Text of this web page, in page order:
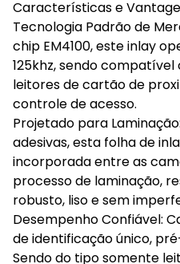
Características e
Tecnologia Padrão de
chip EM4100, este inlay
125khz, sendo
leitores de cartão de
controle de acesso.
Projetado para
adesivas, esta folha de
incorporada entre as
processo de laminação,
robusto, liso e sem
Desempenho Confiável:
de identificação único,
Sendo do tipo somente